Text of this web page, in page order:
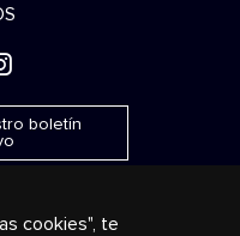
boletín
cookies", te